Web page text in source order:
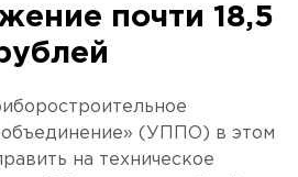
почти 18,5
объединение» (УППО) в этом
на техническое